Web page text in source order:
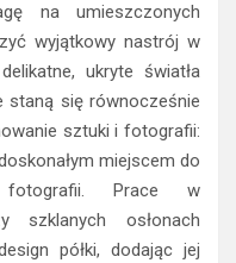
na umieszczonych
wyjątkowy nastrój w
ukryte światła
staną się równocześnie
sztuki i fotografii:
miejscem do
Prace w
szklanych osłonach
półki, dodając jej